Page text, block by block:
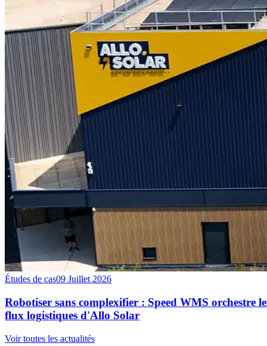
Études de cas09 Juillet 2026
Robotiser sans complexifier : Speed WMS orchestre
flux logistiques d'Allo Solar
Voir toutes les actualités